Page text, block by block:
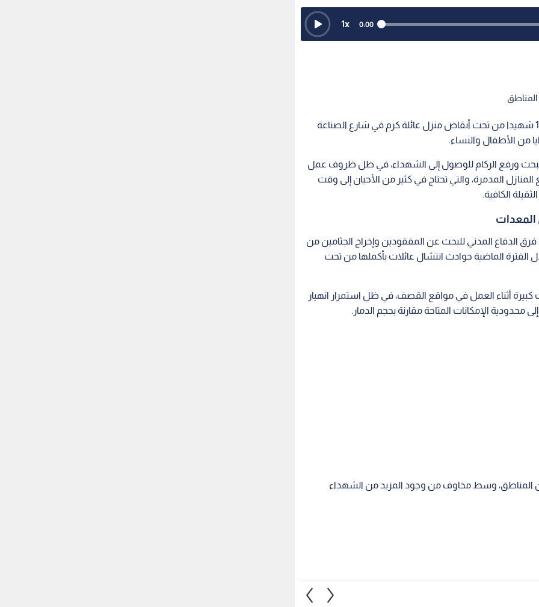
0:00
1x
انتشلت طواقم الدفاع المدني، يوم الأربعاء، جثامين 18 شهيدا من تحت أنقاض منزل عائلة كرم في شارع الصناعة
من الأطفال والنساء.
ورفع الركام للوصول إلى الشهداء، في ظل ظروف عمل
المدمرة، والتي تحتاج في كثير من الأحيان إلى وقت
الكافية.
المعدات
الدفاع المدني للبحث عن المفقودين وإخراج الجثامين من
الفترة الماضية حوادث انتشال عائلات بأكملها من تحت
أثناء العمل في مواقع القصف، في ظل استمرار انهيار
محدودية الإمكانات المتاحة مقارنة بحجم الدمار.
المناطق، وسط مخاوف من وجود المزيد من الشهداء